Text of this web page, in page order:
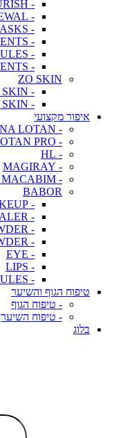
- HYDRATE & NOURISH
- RENEWAL
- MASKS
- PROTECTION COEFFICIENTS
- AMPOULES
- BODY TREATMENTS
ZO SKIN
- ZO SKIN מארזים
- ZO SKIN מוצרים
איפור מקצועי
- ANNA LOTAN
- ANNA LOTAN PRO
- HL
- MAGIRAY
- ON MACABIM
BABOR
- MAKEUP
- 3D FIRMING CONCEALER
- POWDER
- BLUSH & HIGHLIGHT POWDER
- EYE
- LIPS
- AMPOULES
טיפוח הגוף והשיער
- טיפוח הגוף
- טיפוח השיער
בלוג